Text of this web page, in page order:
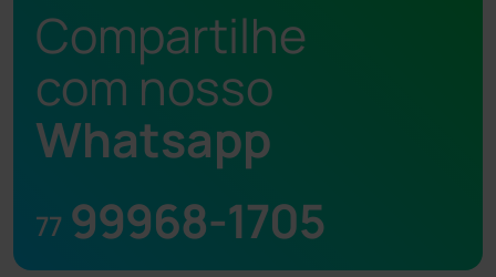
Compartilhe
com nosso
Whatsapp
77 99968-1705